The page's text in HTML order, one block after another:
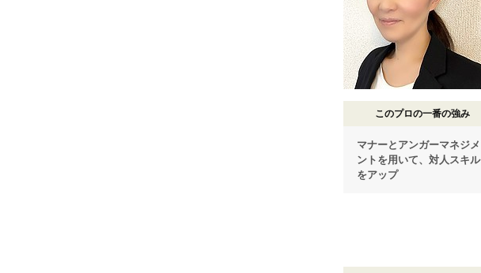
このプロの一番の強み
マナーとアンガーマネジメ
ントを用いて、対人スキル
をアップ